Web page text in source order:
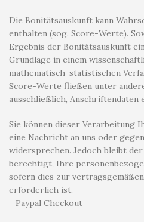
Die Bonitätsauskunft kann
enthalten (sog. Score-Werte).
Ergebnis der Bonitätsauskunft
Grundlage in einem
mathematisch-statistischen
Score-Werte fließen unter
ausschließlich, Anschriftendaten
Sie können dieser Verarbeitung
eine Nachricht an uns oder
widersprechen. Jedoch bleibt
berechtigt, Ihre
sofern dies zur
erforderlich ist.
- Paypal Checkout